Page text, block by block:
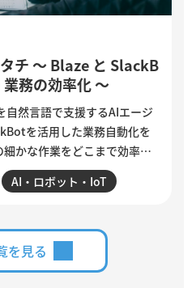
チ ～ Blaze と SlackB
務の効率化 ～
然言語で支援するAIエージ
を活用した業務自動化を
かな作業をどこまで効率化
更やデータ確認、商談分
力など、サンビットで実際
き仕事について紹介しま
AI・ロボット・IoT
を見る